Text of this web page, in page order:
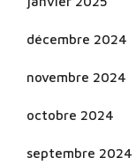
décembre 2024
novembre 2024
octobre 2024
septembre 2024